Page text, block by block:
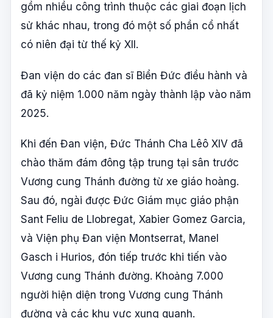
gồm nhiều công trình thuộc các giai đoạn lịch
sử khác nhau, trong đó một số phần cổ nhất
có niên đại từ thế kỷ XII.
Đan viện do các đan sĩ Biển Đức điều hành và
đã kỷ niệm 1.000 năm ngày thành lập vào năm
2025.
Khi đến Đan viện, Đức Thánh Cha Lêô XIV đã
chào thăm đám đông tập trung tại sân trước
Vương cung Thánh đường từ xe giáo hoàng.
Sau đó, ngài được Đức Giám mục giáo phận
Sant Feliu de Llobregat, Xabier Gomez Garcia,
và Viện phụ Đan viện Montserrat, Manel
Gasch i Hurios, đón tiếp trước khi tiến vào
Vương cung Thánh đường. Khoảng 7.000
người hiện diện trong Vương cung Thánh
đường và các khu vực xung quanh.